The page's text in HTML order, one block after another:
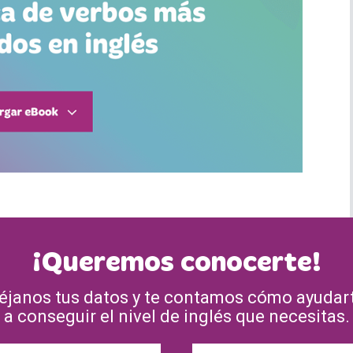
¡Queremos conocerte!
tus datos y te contamos cómo
a conseguir el nivel de inglés que necesitas.